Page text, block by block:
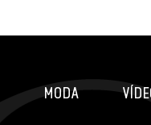
MODA